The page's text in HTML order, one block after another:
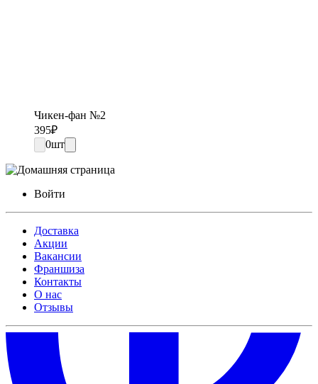
Чикен-фан №2
395₽
0шт
Войти
Доставка
Акции
Вакансии
Франшиза
Контакты
О нас
Отзывы